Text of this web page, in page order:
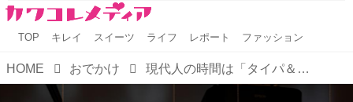
TOP キレイ スイーツ ライフ レポート ファッション
HOME おでかけ 現代人の時間は「タイパ＆メンパ」の二刀流時代へ？「時」を見つめ直すセイコー企画展が銀座で開催